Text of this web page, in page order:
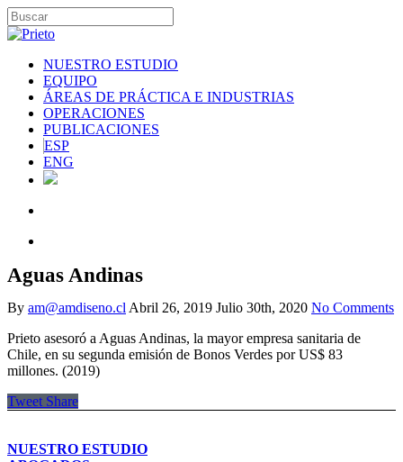
NUESTRO ESTUDIO
EQUIPO
ÁREAS DE PRÁCTICA E INDUSTRIAS
OPERACIONES
PUBLICACIONES
ESP
ENG
Aguas Andinas
By am@amdiseno.clAbril 26, 2019 Julio 30th, 2020 No Comments
Prieto asesoró a Aguas Andinas, la mayor empresa sanitaria de
Chile, en su segunda emisión de Bonos Verdes por US$ 83
millones. (2019)
Tweet Share
NUESTRO ESTUDIO